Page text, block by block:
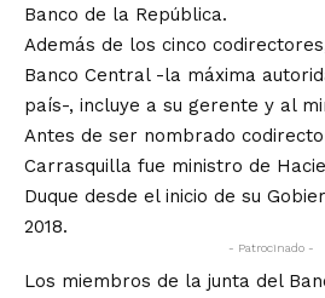
Banco de la República.
Además de los cinco
Banco Central -la máxima
país-, incluye a su gerente y al
Antes de ser nombrado
Carrasquilla fue ministro de
Duque desde el inicio de su
2018.
- Patrocinado -
Los miembros de la junta del